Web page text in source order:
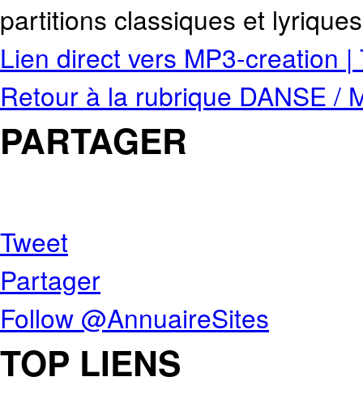
partitions classiques et
Lien direct vers MP3-creation
Retour à la rubrique DANSE /
PARTAGER
Tweet
Partager
Follow @AnnuaireSites
TOP LIENS